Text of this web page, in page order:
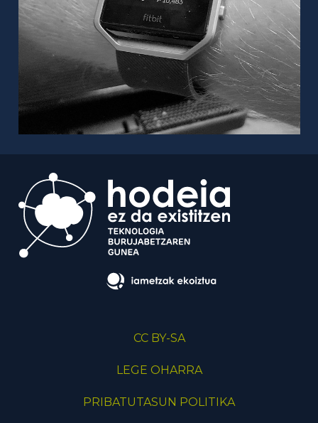
CC BY-SA
LEGE OHARRA
PRIBATUTASUN POLITIKA